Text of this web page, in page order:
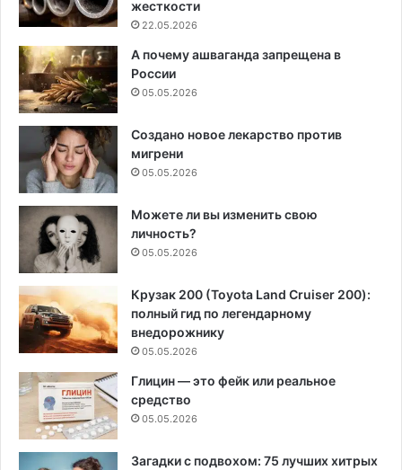
жесткости
22.05.2026
А почему ашваганда запрещена в
России
05.05.2026
Создано новое лекарство против
мигрени
05.05.2026
Можете ли вы изменить свою
личность?
05.05.2026
Крузак 200 (Toyota Land Cruiser 200):
полный гид по легендарному
внедорожнику
05.05.2026
Глицин — это фейк или реальное
средство
05.05.2026
Загадки с подвохом: 75 лучших хитрых